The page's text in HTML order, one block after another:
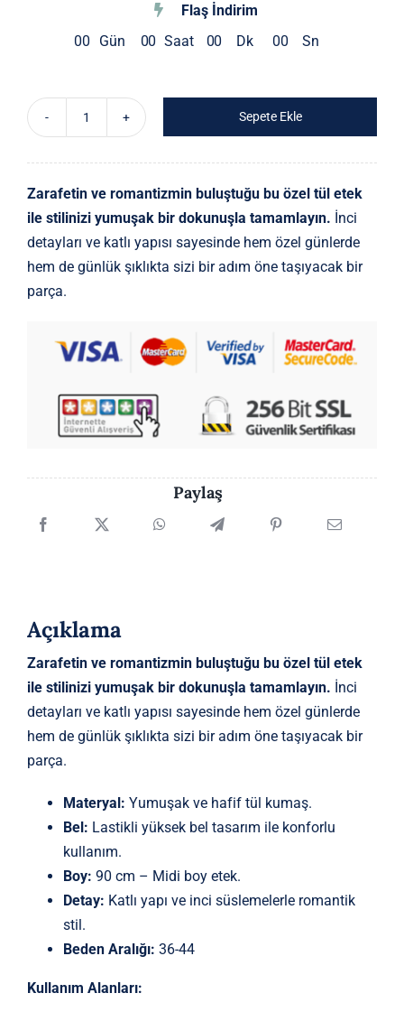
Flaş İndirim
00 Gün 00 Saat 00 Dk 00 Sn
Kat
Tül
Etek
-
Midi
adet
Sepete Ekle
Zarafetin ve romantizmin buluştuğu bu özel tül etek
ile stilinizi yumuşak bir dokunuşla tamamlayın. İnci
detayları ve katlı yapısı sayesinde hem özel günlerde
hem de günlük şıklıkta sizi bir adım öne taşıyacak bir
parça.
Paylaş
Açıklama
Zarafetin ve romantizmin buluştuğu bu özel tül etek
ile stilinizi yumuşak bir dokunuşla tamamlayın. İnci
detayları ve katlı yapısı sayesinde hem özel günlerde
hem de günlük şıklıkta sizi bir adım öne taşıyacak bir
parça.
Materyal: Yumuşak ve hafif tül kumaş.
Bel: Lastikli yüksek bel tasarım ile konforlu
kullanım.
Boy: 90 cm – Midi boy etek.
Detay: Katlı yapı ve inci süslemelerle romantik
stil.
Beden Aralığı: 36-44
Kullanım Alanları: